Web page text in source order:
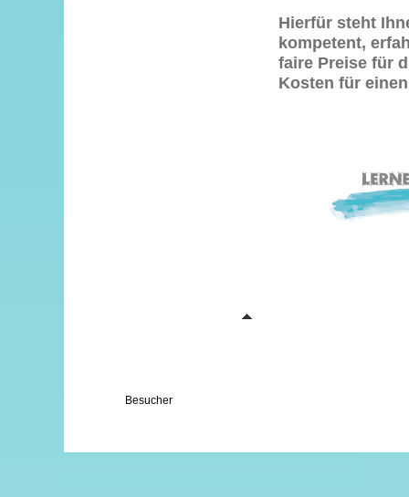
Hierfür steht
kompetent,
faire Preise für
Kosten für
Besucher